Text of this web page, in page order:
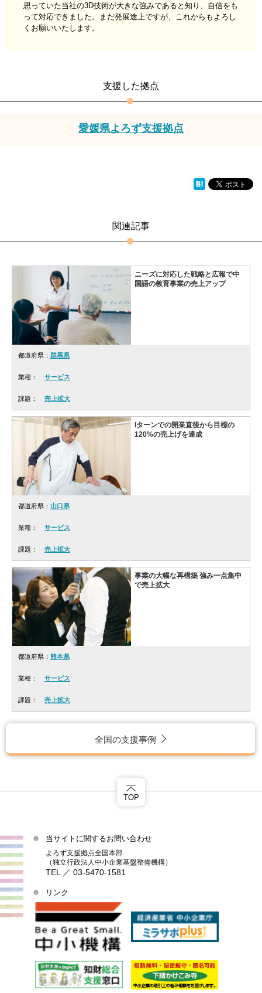
思っていた当社の3D技術が大きな強みであると知り、自信をも
って対応できました。まだ発展途上ですが、これからもよろし
くお願いいたします。
支援した拠点
愛媛県よろず支援拠点
関連記事
ニーズに対応した戦略と広報で中
国語の教育事業の売上アップ
都道府県： 群馬県
業種： サービス
課題： 売上拡大
Iターンでの開業直後から目標の
120%の売上げを達成
都道府県： 山口県
業種： サービス
課題： 売上拡大
事業の大幅な再構築 強み一点集中
で売上拡大
都道府県： 熊本県
業種： サービス
課題： 売上拡大
全国の支援事例
当サイトに関するお問い合わせ
よろず支援拠点全国本部
（独立行政法人中小企業基盤整備機構）
TEL ／ 03-5470-1581
リンク
TOP